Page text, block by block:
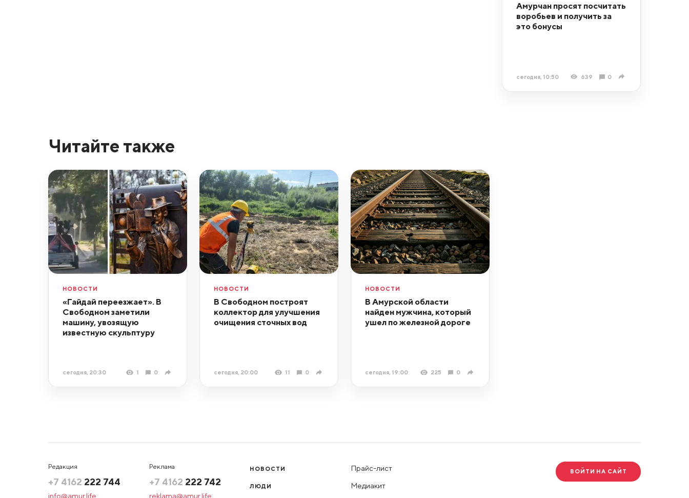
Амурчан просят посчитать
воробьев и получить за
это бонусы
сегодня, 10:50 639 0
Читайте также
НОВОСТИ
«Гайдай переезжает». В
Свободном заметили
машину, увозящую
известную скульптуру
сегодня, 20:30 1 0
НОВОСТИ
В Свободном построят
коллектор для улучшения
очищения сточных вод
сегодня, 20:00 11 0
НОВОСТИ
В Амурской области
найден мужчина, который
ушел по железной дороге
сегодня, 19:00 225 0
Редакция
+7 4162 222 744
info@amur.life
Реклама
+7 4162 222 742
reklama@amur.life
НОВОСТИ
ЛЮДИ
Прайс-лист
Медиакит
ВОЙТИ НА САЙТ